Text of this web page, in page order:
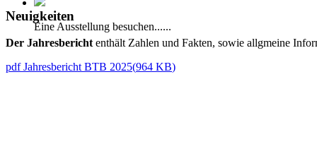
Eine Ausstellung besuchen......
Neuigkeiten
Der Jahresberichtenthält Zahlen und Fakten, sowie allgmeine
pdfJahresbericht BTB 2025(964 KB)